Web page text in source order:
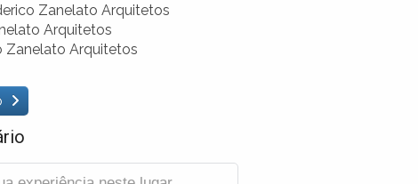
Zanelato Arquitetos
Arquitetos
Zanelato Arquitetos